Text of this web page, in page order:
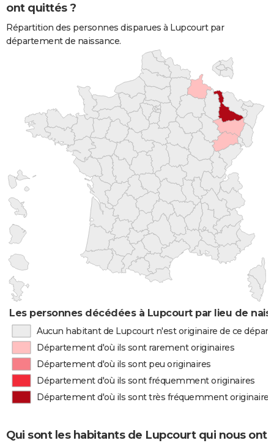
ont quittés ?
Répartition des personnes disparues à Lupcourt par
département de naissance.
Les personnes décédées à Lupcourt par lieu de
Aucun habitant de Lupcourt n'est originaire de ce
Département d'où ils sont rarement originaires
Département d'où ils sont peu originaires
Département d'où ils sont fréquemment originaires
Département d'où ils sont très fréquemment originaires
Qui sont les habitants de Lupcourt qui nous ont